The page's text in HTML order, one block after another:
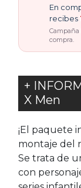
En
recibes
compra.
+
X Men
¡El paquete
montaje del
Se trata de
con